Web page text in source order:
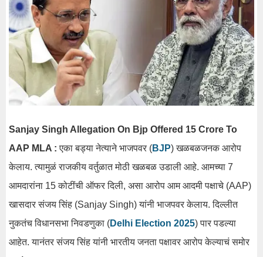
Sanjay Singh Allegation On Bjp Offered 15 Crore To
AAP MLA : एका बड्या नेत्याने भाजपवर (BJP) खळबळजनक आरोप
केलाय. त्यामुळं राजकीय वर्तुळात मोठी खळबळ उडाली आहे. आमच्या 7
आमदारांना 15 कोटींची ऑफर दिली, असा आरोप आम आदमी पक्षाचे (AAP)
खासदार संजय सिंह (Sanjay Singh) यांनी भाजपवर केलाय. दिल्लीत
नुकतंच विधानसभा निवडणुका (Delhi Election 2025) पार पडल्या
आहेत. यानंतर संजय सिंह यांनी भारतीय जनता पक्षावर आरोप केल्याचं समोर